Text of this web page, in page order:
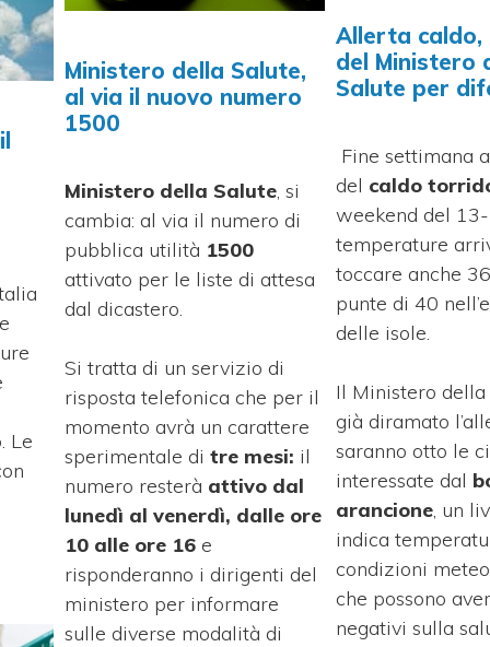
Le
Ministero della Salute,
al via il nuovo numero
1500
Ministero della Salute, si
cambia: al via il numero di
pubblica utilità 1500
attivato per le liste di attesa
dal dicastero.
Si tratta di un servizio di
risposta telefonica che per il
momento avrà un carattere
sperimentale di tre mesi: il
numero resterà attivo dal
lunedì al venerdì, dalle ore
10 alle ore 16 e
risponderanno i dirigenti del
ministero per informare
sulle diverse modalità di
Allerta caldo,
del Ministero
Salute per
Fine settimana
del caldo
weekend del
temperature
toccare anche
punte di 40
delle isole.
Il Ministero della
già diramato
saranno otto le
interessate dal
arancione, un
indica
condizioni
che possono
negativi sulla